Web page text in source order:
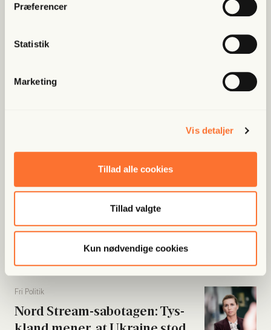
Præferencer
Statistik
Marketing
Vis detaljer
Tillad alle cookies
Tillad valgte
Kun nødvendige cookies
Populære artikler
Fri Finans
spid­ser og er ble­vet hædret for
Han var strå­mand i rock­er­re­la­
te­ret fak­tura­fa­brik: “Jeg skal...
Byrå­ds­med­lem meldt til poli­ti­
et: Beskyl­des for...
Fri Poli­tik
Nord Stream-sabo­ta­gen: Tys­